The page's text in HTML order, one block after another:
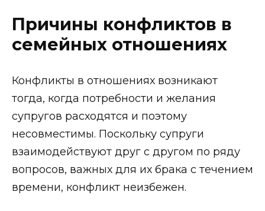
Причины конфликтов в
семейных отношениях
Конфликты в отношениях возникают
тогда, когда потребности и желания
супругов расходятся и поэтому
несовместимы. Поскольку супруги
взаимодействуют друг с другом по ряду
вопросов, важных для их брака с течением
времени, конфликт неизбежен.